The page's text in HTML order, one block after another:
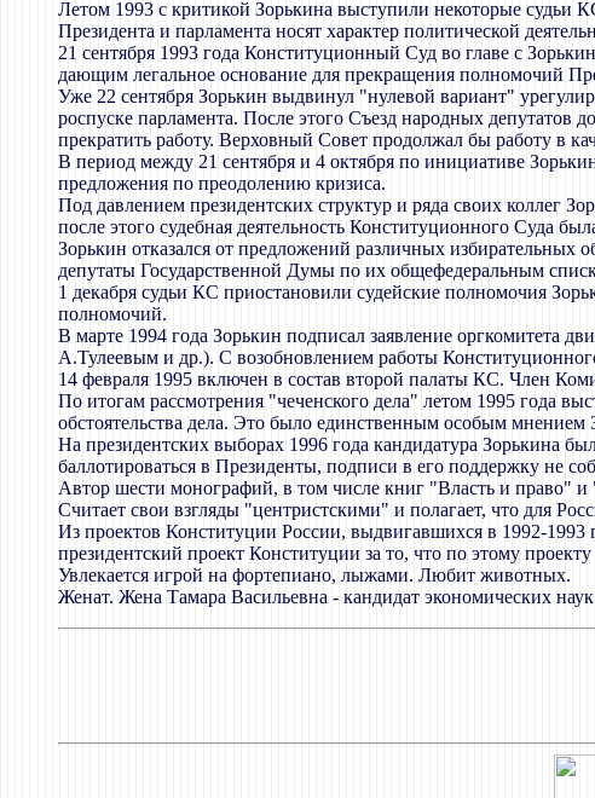
Летом 1993 с критикой Зорькина выступили некоторые судьи
Президента и парламента носят характер политической
21 сентября 1993 года Конституционный Суд во главе с
дающим легальное основание для прекращения полномочий
Уже 22 сентября Зорькин выдвинул "нулевой вариант"
роспуске парламента. После этого Съезд народных
прекратить работу. Верховный Совет продолжал бы работу в
В период между 21 сентября и 4 октября по инициативе
предложения по преодолению кризиса.
Под давлением президентских структур и ряда своих коллег
после этого судебная деятельность Конституционного Суда
Зорькин отказался от предложений различных избирательных
депутаты Государственной Думы по их общефедеральным
1 декабря судьи КС приостановили судейские полномочия
полномочий.
В марте 1994 года Зорькин подписал заявление оргкомитета
А.Тулеевым и др.). С возобновлением работы
14 февраля 1995 включен в состав второй палаты КС. Член
По итогам рассмотрения "чеченского дела" летом 1995 года
обстоятельства дела. Это было единственным особым мнением
На президентских выборах 1996 года кандидатура Зорькина
баллотироваться в Президенты, подписи в его поддержку не
Автор шести монографий, в том числе книг "Власть и право" и
Считает свои взгляды "центристскими" и полагает, что для
Из проектов Конституции России, выдвигавшихся в 1992-
президентский проект Конституции за то, что по этому
Увлекается игрой на фортепиано, лыжами. Любит животных.
Женат. Жена Тамара Васильевна - кандидат экономических